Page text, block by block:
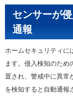
センサーが
通報
ホームセキュリティに
ます。侵入検知のため
置され、警戒中に異常
を検知すると自動通報